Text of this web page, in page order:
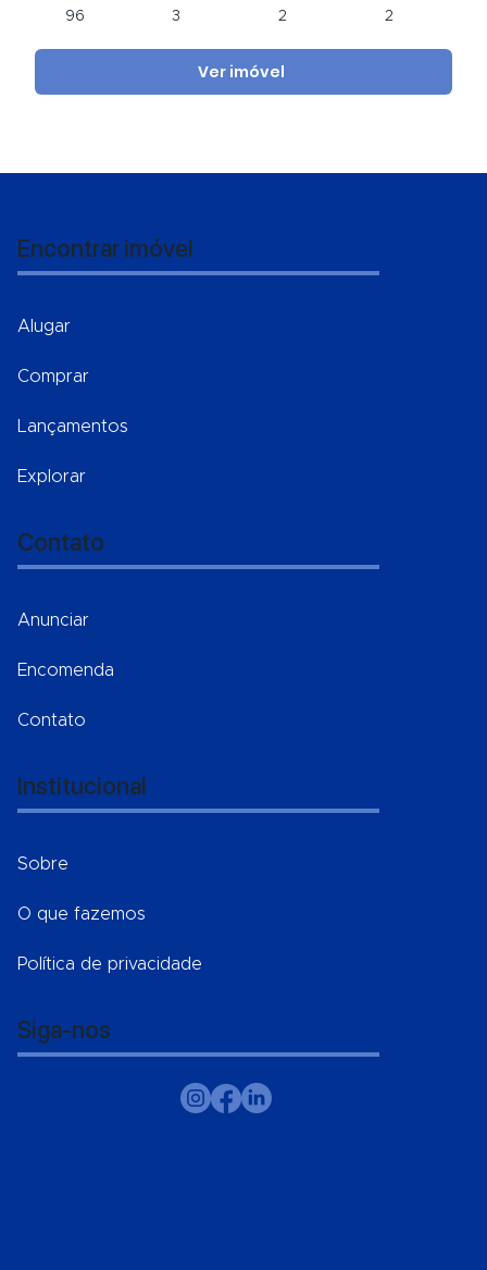
96 3 2 2
Ver imóvel
Encontrar imóvel
Alugar
Comprar
Lançamentos
Explorar
Institucional
Sobre
O que fazemos
Política de privacidade
Contato
Anunciar
Encomenda
Contato
Siga-nos